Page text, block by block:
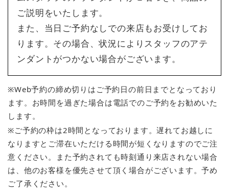
ご説明をいたします。
また、当日ご予約なしでの来店もお受けしてお
ります。その場合、状況によりスタッフのアテ
ンダントがつかない場合がございます。
※Web予約の締め切りはご予約日の前日までとなっており
ます。お時間を過ぎた場合は電話でのご予約をお勧めいた
します。
※ご予約の枠は2時間となっております。遅れてお越しに
なりますとご滞在いただける時間が短くなりますのでご注
意ください。また予約されても時刻通り来店されない場合
は、他のお客様を優先させて頂く場合がございます。予め
ご了承ください。